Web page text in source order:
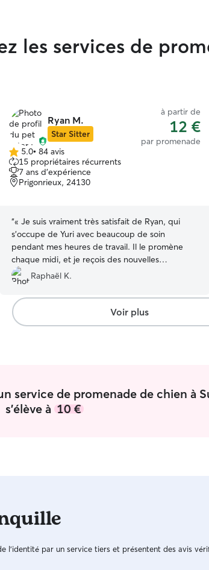
les services de
Ryan M.
Star Sitter
à partir de
12 €
par promenade
5.0 étoile(s)
sur
5
5.0• 84 avis
15 propriétaires récurrents
7 ans d'expérience
Prigonrieux, 24130
“« Je suis vraiment très satisfait de Ryan, qui
s’occupe de Yuri avec beaucoup de soin
pendant mes heures de travail. Il le promène
chaque midi, et je reçois des nouvelles
régulières. C’est un petsitter de confiance, je le
recommande vivement. »
Raphaël K.
Voir plus
service de promenade de chien à
s'élève à 10 €
l'identité par un service tiers et présentent des avis